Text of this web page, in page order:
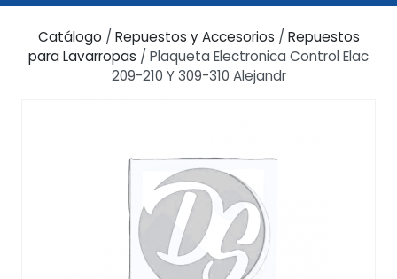
Catálogo / Repuestos y Accesorios / Repuestos
para Lavarropas / Plaqueta Electronica Control Elac
209-210 Y 309-310 Alejandr